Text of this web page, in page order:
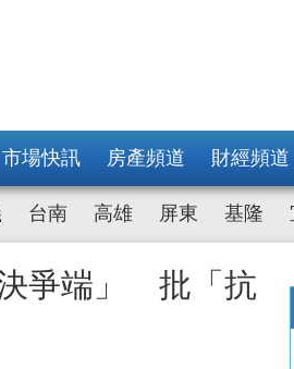
市場快訊 房產頻道 財經頻道
台南 高雄 屏東 基隆
爭端」 批「抗